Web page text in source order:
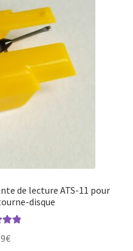
de lecture ATS-11 pour
disque
€